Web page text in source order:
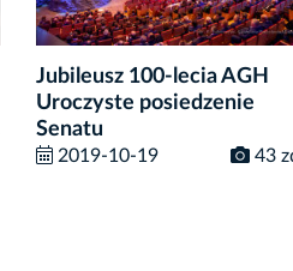
Jubileusz 100-lecia AGH
Uroczyste posiedzenie
Senatu
2019-10-19 43